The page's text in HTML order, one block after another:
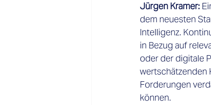
Jürgen Kramer:
dem neuesten
Intelligenz.
in Bezug auf
oder der digitale
wertschätzenden
Forderungen
können.